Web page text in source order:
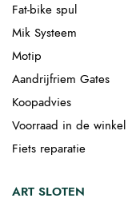
Fat-bike spul
Mik Systeem
Motip
Aandrijfriem Gates
Koopadvies
Voorraad in de winkel
Fiets reparatie
ART SLOTEN